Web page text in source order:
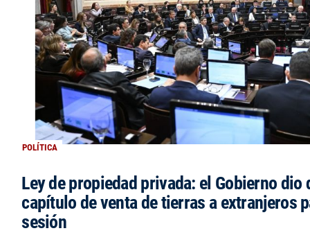
POLÍTICA
Ley de propiedad privada: el Gobierno dio
capítulo de venta de tierras a extranjeros
sesión